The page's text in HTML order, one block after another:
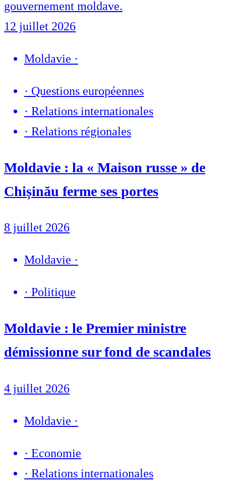
gouvernement moldave.
12 juillet 2026
Moldavie ·
· Questions européennes
· Relations internationales
· Relations régionales
Moldavie : la « Maison russe » de
Chișinău ferme ses portes
8 juillet 2026
Moldavie ·
· Politique
Moldavie : le Premier ministre
démissionne sur fond de scandales
4 juillet 2026
Moldavie ·
· Economie
· Relations internationales